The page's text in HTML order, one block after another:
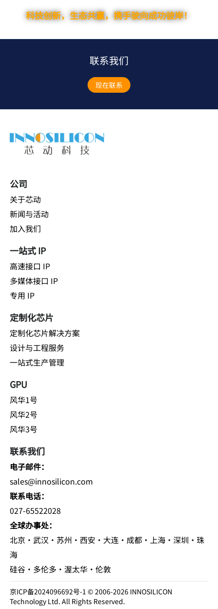
科技创新，生态共赢，携手驶向成功彼岸！
联系我们
现在联系
公司
关于芯动
新闻与活动
加入我们
一站式 IP
高速接口 IP
多媒体接口 IP
专用 IP
定制化芯片
定制化芯片解决方案
设计与工程服务
一站式生产管理
GPU
风华1号
风华2号
风华3号
联系我们
电子邮件：
sales@innosilicon.com
联系电话：
027-65522028
全球办事处：
北京·武汉·苏州·西安·大连·成都·上海·深圳·珠
海
硅谷·多伦多·渥太华·伦敦
京ICP备2024096692号-1© 2006-2026 INNOSILICON